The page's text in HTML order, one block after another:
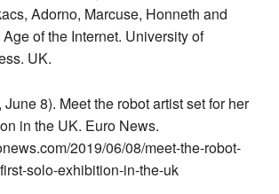
Adorno, Marcuse, Honneth and
of the Internet. University of
UK.
8). Meet the robot artist set for her
in the UK. Euro News.
2019/06/08/meet-the-robot-
solo-exhibition-in-the-uk